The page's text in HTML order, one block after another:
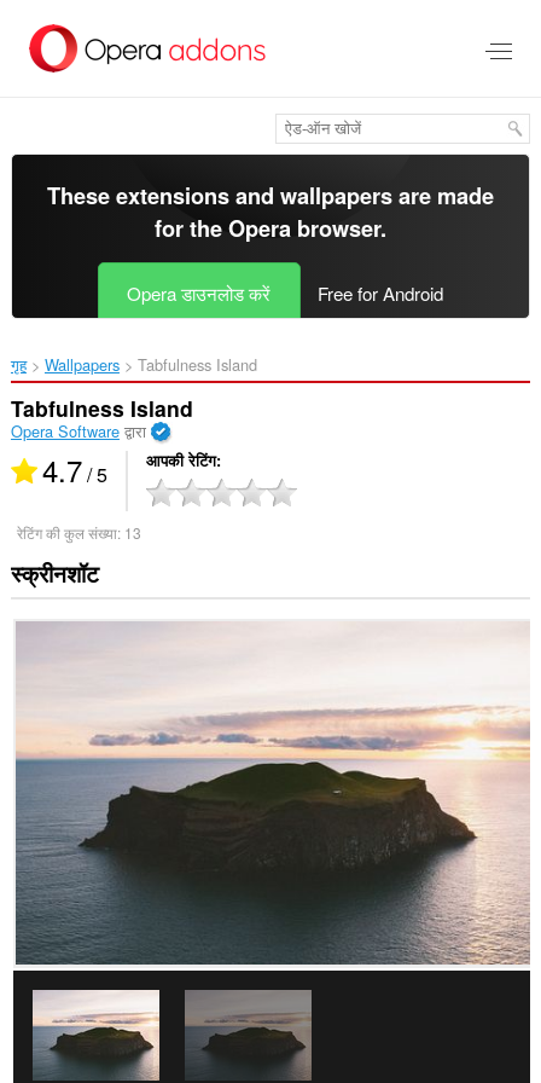
सामग्री
These extensions and wallpapers are made
for theOpera browser.
Opera डाउनलोड करें Free for Android
गृह Wallpapers Tabfulness Island‎
Tabfulness Island
Opera Softwareद्वारा
4.7/ 5 आपकी रेटिंग
रेटिंग की कुल संख्या: 13
स्क्रीनशॉट